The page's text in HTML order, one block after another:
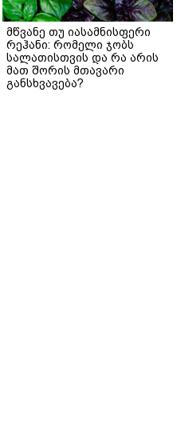
მწვანე თუ იასამნისფერი
რეჰანი: რომელი ჯობს
სალათისთვის და რა არის
მათ შორის მთავარი
განსხვავება?